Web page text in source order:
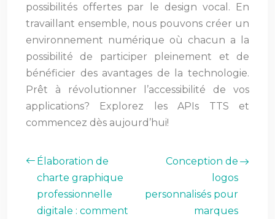
possibilités offertes par le design vocal. En
travaillant ensemble, nous pouvons créer un
environnement numérique où chacun a la
possibilité de participer pleinement et de
bénéficier des avantages de la technologie.
Prêt à révolutionner l’accessibilité de vos
applications? Explorez les APIs TTS et
commencez dès aujourd’hui!
Élaboration de
charte graphique
professionnelle
digitale : comment
Conception de
logos
personnalisés pour
marques